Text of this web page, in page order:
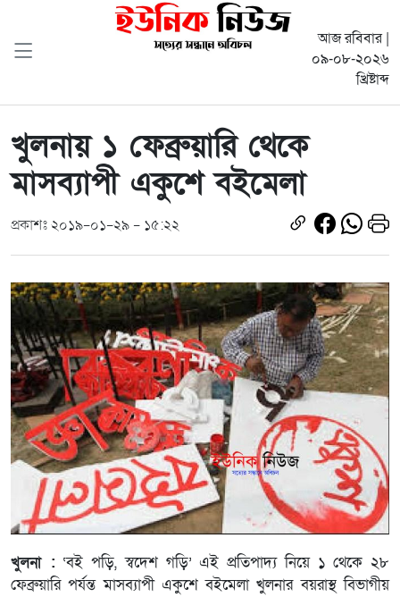
আজ রবিবার |
০৯-০৮-২০২৬
খ্রিষ্টাব্দ
খুলনায় ১ ফেব্রুয়ারি থেকে
মাসব্যাপী একুশে বইমেলা
প্রকাশঃ ২০১৯-০১-২৯ - ১৫:২২
খুলনা : ‘বই পড়ি, স্বদেশ গড়ি’ এই প্রতিপাদ্য নিয়ে ১ থেকে ২৮
ফেব্রুয়ারি পর্যন্ত মাসব্যাপী একুশে বইমেলা খুলনার বয়রাস্থ বিভাগীয়